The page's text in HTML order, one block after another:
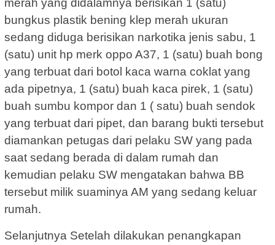
merah yang didalamnya berisikan 1 (satu)
bungkus plastik bening klep merah ukuran
sedang diduga berisikan narkotika jenis sabu, 1
(satu) unit hp merk oppo A37, 1 (satu) buah bong
yang terbuat dari botol kaca warna coklat yang
ada pipetnya, 1 (satu) buah kaca pirek, 1 (satu)
buah sumbu kompor dan 1 ( satu) buah sendok
yang terbuat dari pipet, dan barang bukti tersebut
diamankan petugas dari pelaku SW yang pada
saat sedang berada di dalam rumah dan
kemudian pelaku SW mengatakan bahwa BB
tersebut milik suaminya AM yang sedang keluar
rumah.
Selanjutnya Setelah dilakukan penangkapan